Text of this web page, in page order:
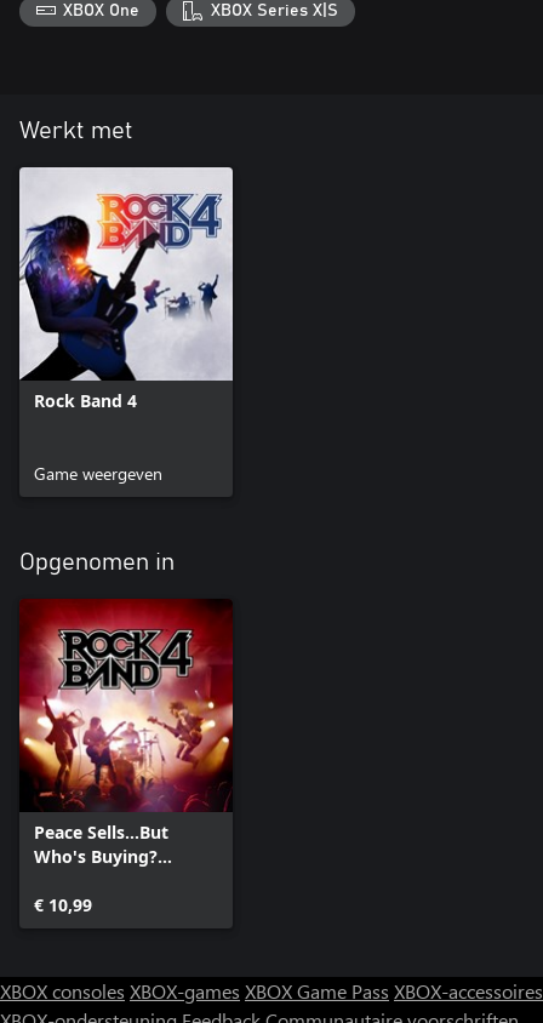
XBOX One XBOX Series X|S
Werkt met
Rock Band 4
Game weergeven
Opgenomen in
Peace Sells...But
Who's Buying?
€ 10,99
XBOX consoles XBOX-games XBOX Game Pass XBOX-accessoires